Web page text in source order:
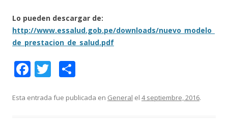
Lo pueden descargar de:
http://www.essalud.gob.pe/downloads/nuevo_modelo_
de_prestacion_de_salud.pdf
F
e
T
itt m
Esta entrada fue publicada en General el 4 septiembre, 2016.